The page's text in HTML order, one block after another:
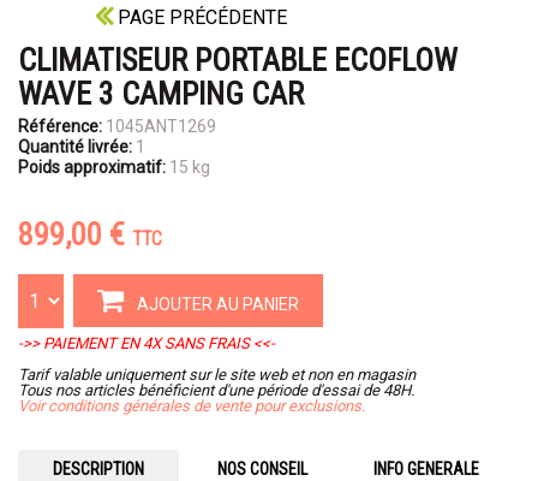
PAGE PRÉCÉDENTE
CLIMATISEUR PORTABLE ECOFLOW
WAVE 3 CAMPING CAR
Référence: 1045ANT1269
Quantité livrée: 1
Poids approximatif: 15 kg
899,00 € TTC
AJOUTER AU PANIER
->> PAIEMENT EN 4X SANS FRAIS <<-
Tarif valable uniquement sur le site web et non en magasin
Tous nos articles bénéficient d'une période d'essai de 48H.
Voir conditions générales de vente pour exclusions.
DESCRIPTION NOS CONSEIL INFO GENERALE